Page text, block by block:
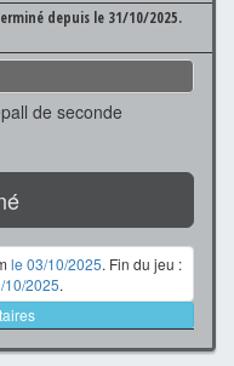
depuis le 31/10/2025.
de seconde
le 03/10/2025. Fin du jeu :
10/2025.